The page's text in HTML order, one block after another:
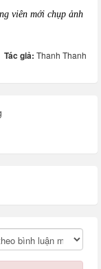
viên mới chụp ảnh
Tác giả: Thanh Thanh